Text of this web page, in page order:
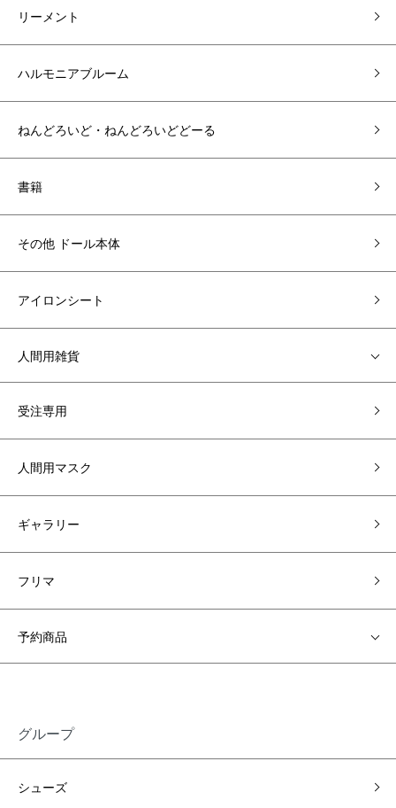
リーメント
ハルモニアブルーム
ねんどろいど・ねんどろいどどーる
書籍
その他 ドール本体
アイロンシート
人間用雑貨
受注専用
人間用マスク
ギャラリー
フリマ
予約商品
グループ
シューズ